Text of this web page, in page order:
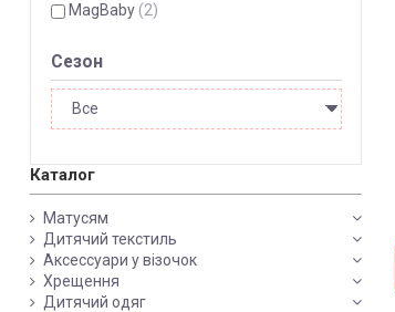
MagBaby (2)
Сезон
Каталог
Матусям
Дитячий текстиль
Аксессуари у візочок
Хрещення
Дитячий одяг